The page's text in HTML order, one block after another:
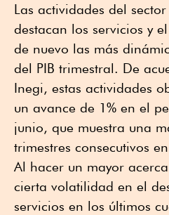
Las actividades del
destacan los servicios y
de nuevo las más
del PIB trimestral. De
Inegi, estas actividades
un avance de 1% en el
junio, que muestra una
trimestres consecutivos
Al hacer un mayor
cierta volatilidad en el
servicios en los últimos